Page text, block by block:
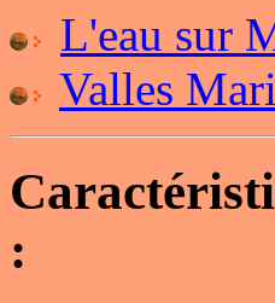
L'eau sur
Valles
: